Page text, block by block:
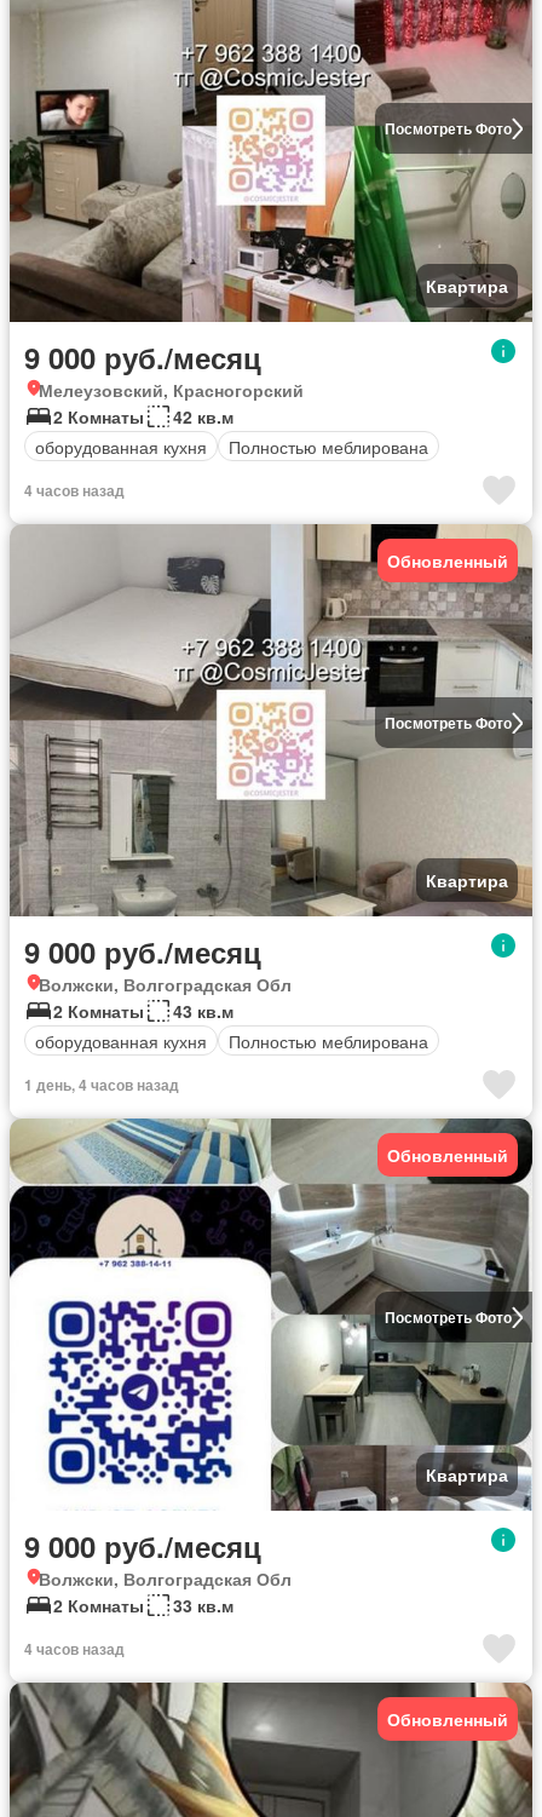
Посмотреть Фото
Квартира
9 000 руб./месяц
Мелеузовский, Красногорский
2 Комнаты
42 кв.м
оборудованная кухня
Полностью меблирована
4 часов назад
Посмотреть Фото
Обновленный
Квартира
9 000 руб./месяц
Волжски, Волгоградская Обл
2 Комнаты
43 кв.м
оборудованная кухня
Полностью меблирована
1 день, 4 часов назад
Посмотреть Фото
Обновленный
Квартира
9 000 руб./месяц
Волжски, Волгоградская Обл
2 Комнаты
33 кв.м
4 часов назад
Обновленный